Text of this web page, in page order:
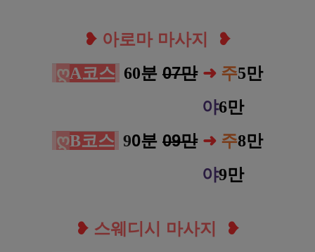
❥ 아로마 마사지
❥
ღA코스 60분 07만 ➜ 주5만
야6만
ღB코스 90분 09만 ➜ 주8만
야9만
❥ 스웨디시 마사지
❥